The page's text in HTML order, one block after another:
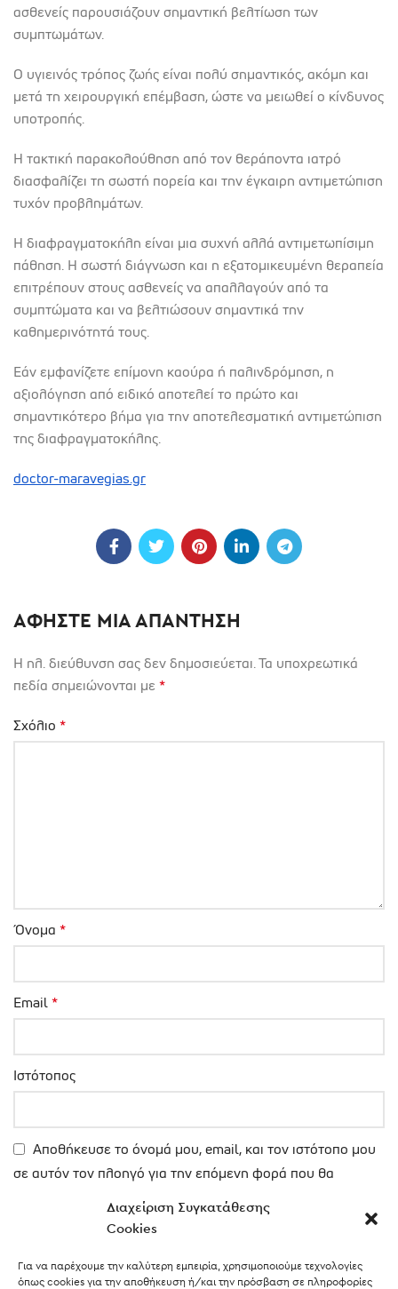
Διαχείριση Συγκατάθεσης
Cookies
Για να παρέχουμε την καλύτερη εμπειρία, χρησιμοποιούμε τεχνολογίες
όπως cookies για την αποθήκευση ή/και την πρόσβαση σε πληροφορίες
ασθενείς παρουσιάζουν σημαντική βελτίωση των
συμπτωμάτων.
Ο υγιεινός τρόπος ζωής είναι πολύ σημαντικός, ακόμη και
μετά τη χειρουργική επέμβαση, ώστε να μειωθεί ο κίνδυνος
υποτροπής.
Η τακτική παρακολούθηση από τον θεράποντα ιατρό
διασφαλίζει τη σωστή πορεία και την έγκαιρη αντιμετώπιση
τυχόν προβλημάτων.
Η διαφραγματοκήλη είναι μια συχνή αλλά αντιμετωπίσιμη
πάθηση. Η σωστή διάγνωση και η εξατομικευμένη θεραπεία
επιτρέπουν στους ασθενείς να απαλλαγούν από τα
συμπτώματα και να βελτιώσουν σημαντικά την
καθημερινότητά τους.
Εάν εμφανίζετε επίμονη καούρα ή παλινδρόμηση, η
αξιολόγηση από ειδικό αποτελεί το πρώτο και
σημαντικότερο βήμα για την αποτελεσματική αντιμετώπιση
της διαφραγματοκήλης.
doctor-maravegias.gr
ΑΦΉΣΤΕ ΜΙΑ ΑΠΆΝΤΗΣΗ
Η ηλ. διεύθυνση σας δεν δημοσιεύεται.Τα υποχρεωτικά
πεδία σημειώνονται με *
Σχόλιο *
Όνομα *
Email*
Ιστότοπος
Αποθήκευσε το όνομά μου, email, και τον ιστότοπο μου
σε αυτόν τον πλοηγό για την επόμενη φορά που θα